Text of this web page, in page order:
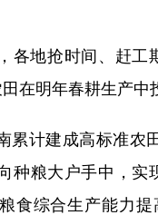
地抢时间、赶工
在明年春耕生产中
计建成高标准农田
种粮大户手中，实
食综合生产能力